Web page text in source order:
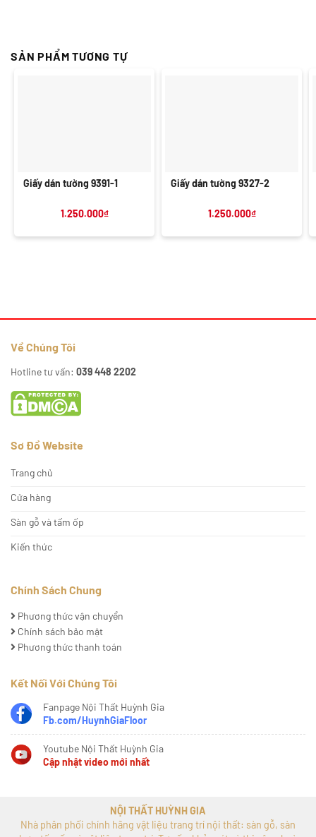
SẢN PHẨM TƯƠNG TỰ
Giấy dán tường 9391-1
1.250.000₫
Giấy dán tường 9327-2
1.250.000₫
Về Chúng Tôi
Hotline tư vấn: 039 448 2202
Sơ Đồ Website
Trang chủ
Cửa hàng
Sàn gỗ và tấm ốp
Kiến thức
Chính Sách Chung
Phương thức vận chuyển
Chính sách bảo mật
Phương thức thanh toán
Kết Nối Với Chúng Tôi
Fanpage Nội Thất Huỳnh Gia
Fb.com/HuynhGiaFloor
Youtube Nội Thất Huỳnh Gia
Cập nhật video mới nhất
NỘI THẤT HUỲNH GIA
Nhà phân phối chính hãng vật liệu trang trí nội thất: sàn gỗ, sàn